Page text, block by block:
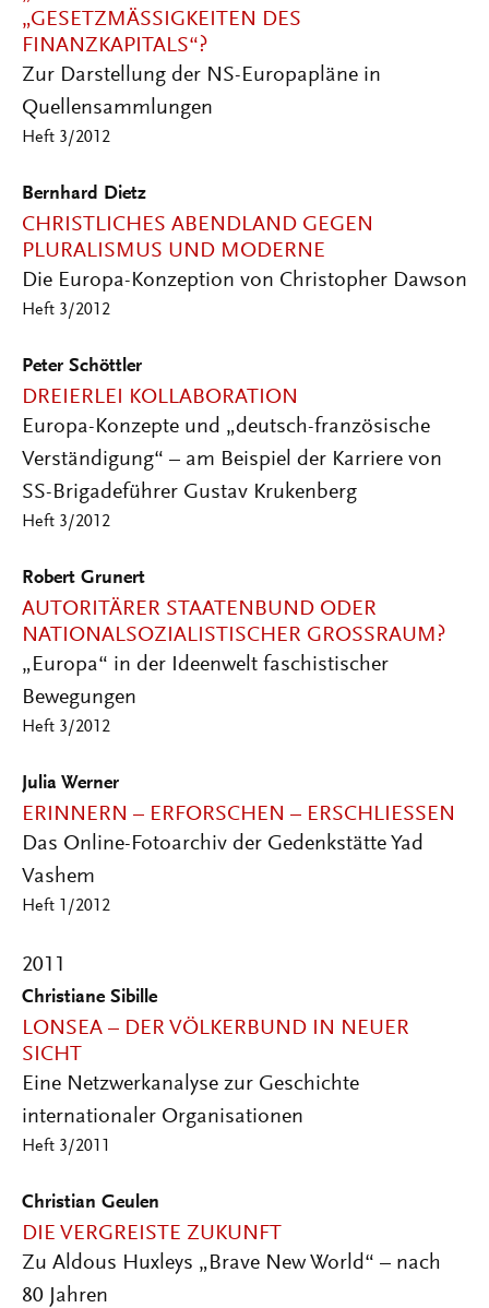
„GESETZMÄSSIGKEITEN DES F
INANZKAPITALS“?
Zur Darstellung der NS-Europapläne in
Quellensammlungen
Heft 3/2012
Bernhard Dietz
CHRISTLICHES ABENDLAND GEGEN
PLURALISMUS UND MODERNE
Die Europa-Konzeption von Christopher Dawson
Heft 3/2012
Peter Schöttler
DREIERLEI KOLLABORATION
Europa-Konzepte und „deutsch-französische
Verständigung“ – am Beispiel der Karriere von
SS-Brigadeführer Gustav Krukenberg
Heft 3/2012
Robert Grunert
AUTORITÄRER STAATENBUND ODER
NATIONALSOZIALISTISCHER GROSSRAUM?
„Europa“ in der Ideenwelt faschistischer
Bewegungen
Heft 3/2012
Julia Werner
ERINNERN – ERFORSCHEN – ERSCHLIESSEN
Das Online-Fotoarchiv der Gedenkstätte Yad
Vashem
Heft 1/2012
2011
Christiane Sibille
LONSEA – DER VÖLKERBUND IN NEUER
SICHT
Eine Netzwerkanalyse zur Geschichte
internationaler Organisationen
Heft 3/2011
Christian Geulen
DIE VERGREISTE ZUKUNFT
Zu Aldous Huxleys „Brave New World“ – nach
80 Jahren